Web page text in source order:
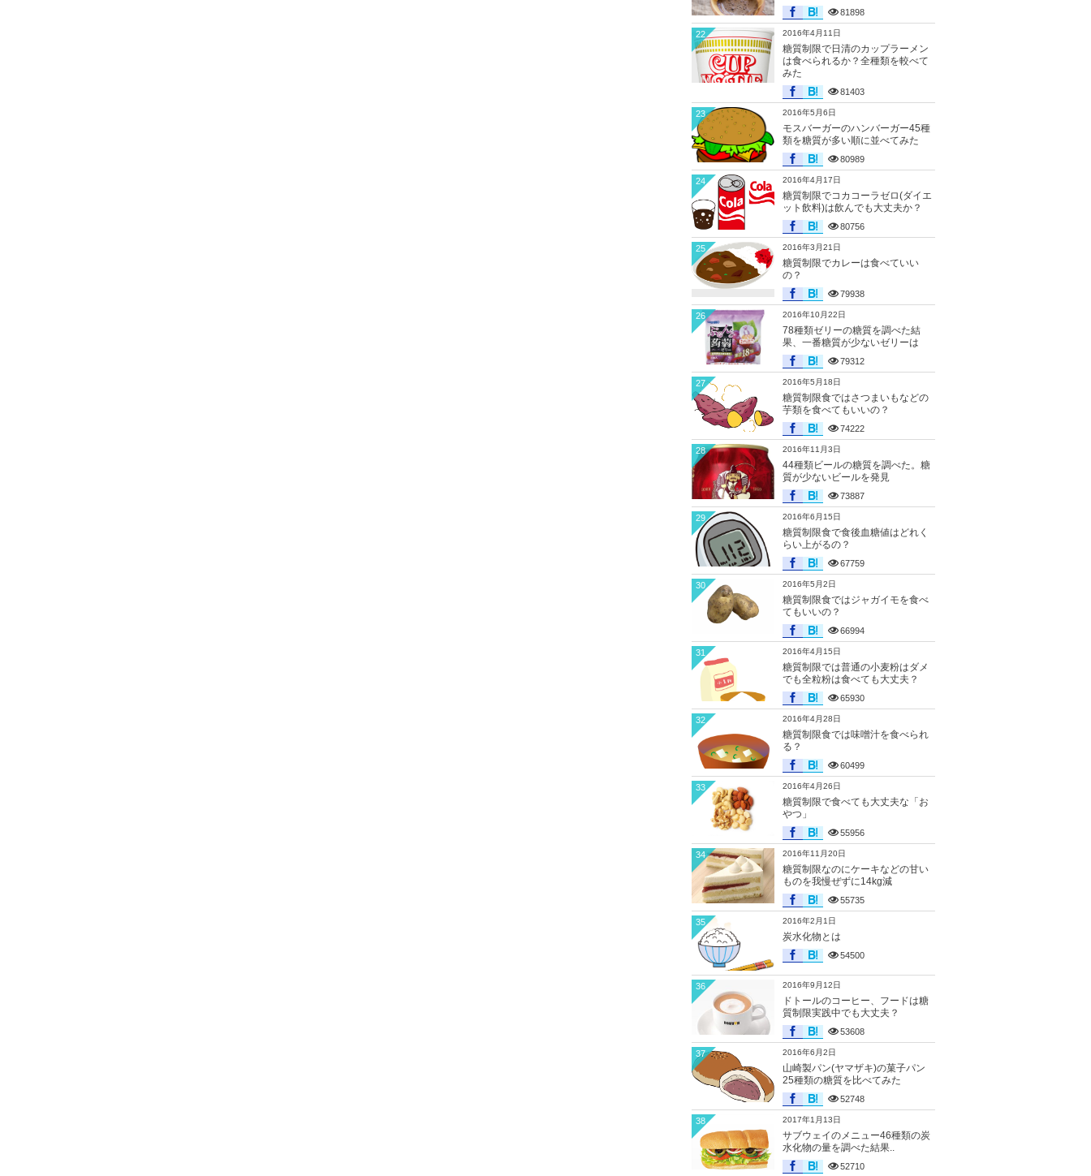
81898
2016年4月11日
糖質制限で日清のカップラーメン
は食べられるか？全種類を較べて
みた
81403
22
2016年5月6日
モスバーガーのハンバーガー45種
類を糖質が多い順に並べてみた
80989
23
2016年4月17日
糖質制限でコカコーラゼロ(ダイエ
ット飲料)は飲んでも大丈夫か？
80756
24
2016年3月21日
糖質制限でカレーは食べていい
の？
79938
25
2016年10月22日
78種類ゼリーの糖質を調べた結
果、一番糖質が少ないゼリーは
79312
26
2016年5月18日
糖質制限食ではさつまいもなどの
芋類を食べてもいいの？
74222
27
2016年11月3日
44種類ビールの糖質を調べた。糖
質が少ないビールを発見
73887
28
2016年6月15日
糖質制限食で食後血糖値はどれく
らい上がるの？
67759
29
2016年5月2日
糖質制限食ではジャガイモを食べ
てもいいの？
66994
30
2016年4月15日
糖質制限では普通の小麦粉はダメ
でも全粒粉は食べても大丈夫？
65930
31
2016年4月28日
糖質制限食では味噌汁を食べられ
る？
60499
32
2016年4月26日
糖質制限で食べても大丈夫な「お
やつ」
55956
33
2016年11月20日
糖質制限なのにケーキなどの甘い
ものを我慢ぜずに14kg減
55735
34
2016年2月1日
炭水化物とは
54500
35
2016年9月12日
ドトールのコーヒー、フードは糖
質制限実践中でも大丈夫？
53608
36
2016年6月2日
山崎製パン(ヤマザキ)の菓子パン
25種類の糖質を比べてみた
52748
37
2017年1月13日
サブウェイのメニュー46種類の炭
水化物の量を調べた結果..
52710
38